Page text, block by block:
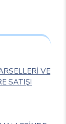
VE
SATIŞI